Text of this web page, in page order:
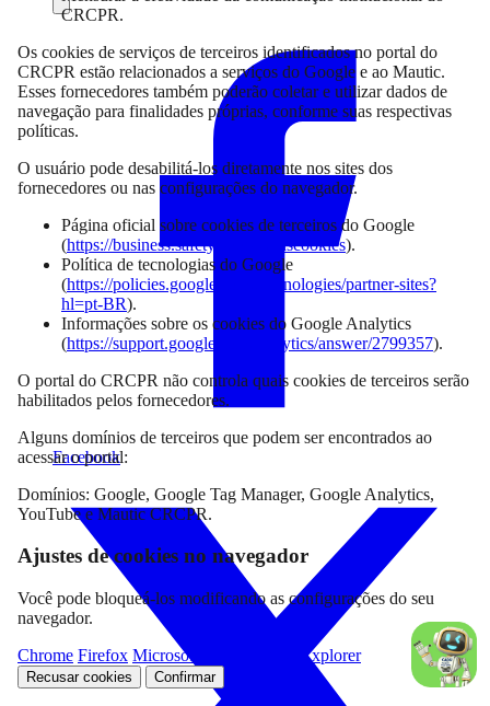
Compartilhar
Facebook
CRCPR.
Os cookies de serviços de terceiros identificados no portal do
CRCPR estão relacionados a serviços do Google e ao Mautic.
Esses fornecedores também poderão coletar e utilizar dados de
navegação para finalidades próprias, conforme suas respectivas
políticas.
O usuário pode desabilitá-los diretamente nos sites dos
fornecedores ou nas configurações do navegador.
Página oficial sobre cookies de terceiros do Google
(https://business.safety.google/adscookies).
Política de tecnologias do Google
(https://policies.google.com/technologies/partner-sites?
hl=pt-BR).
Informações sobre os cookies do Google Analytics
(https://support.google.com/analytics/answer/2799357).
O portal do CRCPR não controla quais cookies de terceiros serão
habilitados pelos fornecedores.
Alguns domínios de terceiros que podem ser encontrados ao
acessar o portal:
Domínios: Google, Google Tag Manager, Google Analytics,
YouTube e Mautic CRCPR.
Ajustes de cookies no navegador
Você pode bloqueá-los modificando as configurações do seu
navegador.
Chrome Firefox Microsoft Edge Internet Explorer
Recusar cookies Confirmar